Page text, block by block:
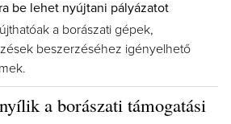
be lehet nyújtani pályázatot
a borászati gépek,
beszerzéséhez igényelhető
a borászati támogatási